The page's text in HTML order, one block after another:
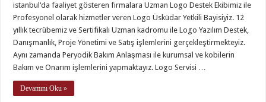
istanbul‘da faaliyet gösteren firmalara Uzman Logo Destek Ekibimiz ile
Profesyonel olarak hizmetler veren Logo Üsküdar Yetkili Bayisiyiz. 12
yıllık tecrübemiz ve Sertifikalı Uzman kadromu ile Logo Yazılım Destek,
Danışmanlık, Proje Yönetimi ve Satış işlemlerini gerçekleştirmekteyiz.
Aynı zamanda Peryodik Bakım Anlaşması ile kurumsal ve kobilerin
Bakım ve Onarım işlemlerini yapmaktayız. Logo Servisi …
Devamını Oku »